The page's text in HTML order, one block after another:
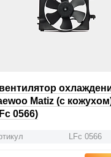
Matiz (с
0566)
LFc 0566